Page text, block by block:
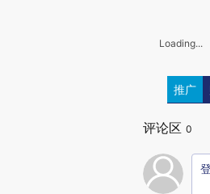
Loading...
推广
评论区 0